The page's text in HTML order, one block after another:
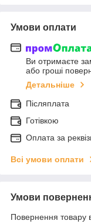
Умови оплати
Ви отримаєте
або гроші
Детальніше
Післяплата
Готівкою
Оплата за
Всі умови оплати
Умови
Повернення товару